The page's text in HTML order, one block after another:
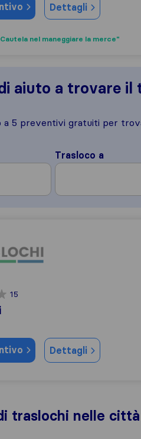
Dettagli
nel maneggiare la merce"
aiuto a trovare il
a 5 preventivi gratuiti per
Trasloco a
15
Dettagli
traslochi nelle